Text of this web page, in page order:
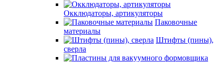
Окклюдаторы, артикуляторы
Паковочные
материалы
Штифты (пины),
сверла